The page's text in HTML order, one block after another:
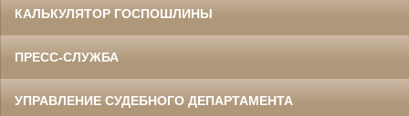
КАЛЬКУЛЯТОР ГОСПОШЛИНЫ
ПРЕСС-СЛУЖБА
УПРАВЛЕНИЕ СУДЕБНОГО ДЕПАРТАМЕНТА